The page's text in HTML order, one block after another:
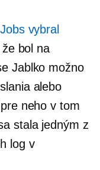
vybral
bol na
Jablko možno
alebo
pre neho v tom
stala jedným z
log v